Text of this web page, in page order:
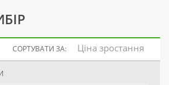
СОРТУВАТИ ЗА: Ціна зростання